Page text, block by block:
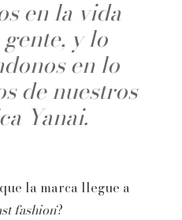
en la vida
y lo
en lo
de nuestros
Yanai.
la marca llegue a
fashion?